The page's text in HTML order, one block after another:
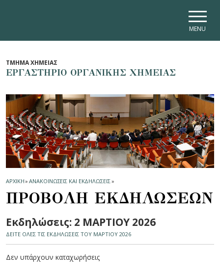
MENU
ΤΜΗΜΑ ΧΗΜΕΙΑΣ
ΕΡΓΑΣΤΗΡΙΟ ΟΡΓΑΝΙΚΗΣ ΧΗΜΕΙΑΣ
ΑΡΧΙΚΗ» ΑΝΑΚΟΙΝΩΣΕΙΣ ΚΑΙ ΕΚΔΗΛΩΣΕΙΣ»
ΠΡΟΒΟΛΗ ΕΚΔΗΛΩΣΕΩΝ
Εκδηλώσεις: 2 ΜΑΡΤΙΟΥ 2026
ΔΕΙΤΕ ΟΛΕΣ ΤΙΣ ΕΚΔΗΛΩΣΕΙΣ ΤΟΥ ΜΑΡΤΙΟΥ 2026
Δεν υπάρχουν καταχωρήσεις